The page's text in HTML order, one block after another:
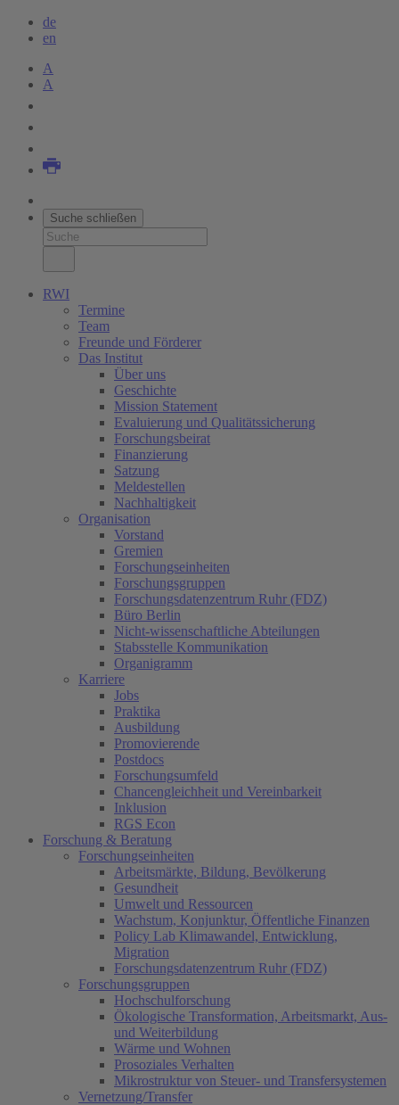
de
en
A
A
Suche schließen
RWI
Termine
Team
Freunde und Förderer
Das Institut
Über uns
Geschichte
Mission Statement
Evaluierung und Qualitätssicherung
Forschungsbeirat
Finanzierung
Satzung
Meldestellen
Nachhaltigkeit
Organisation
Vorstand
Gremien
Forschungseinheiten
Forschungsgruppen
Forschungsdatenzentrum Ruhr (FDZ)
Büro Berlin
Nicht-wissenschaftliche Abteilungen
Stabsstelle Kommunikation
Organigramm
Karriere
Jobs
Praktika
Ausbildung
Promovierende
Postdocs
Forschungsumfeld
Chancengleichheit und Vereinbarkeit
Inklusion
RGS Econ
Forschung & Beratung
Forschungseinheiten
Arbeitsmärkte, Bildung, Bevölkerung
Gesundheit
Umwelt und Ressourcen
Wachstum, Konjunktur, Öffentliche Finanzen
Policy Lab Klimawandel, Entwicklung,
Migration
Forschungsdatenzentrum Ruhr (FDZ)
Forschungsgruppen
Hochschulforschung
Ökologische Transformation, Arbeitsmarkt, Aus-
und Weiterbildung
Wärme und Wohnen
Prosoziales Verhalten
Mikrostruktur von Steuer- und Transfersystemen
Vernetzung/Transfer